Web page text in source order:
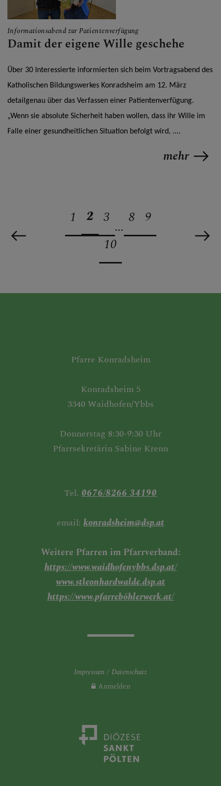
Informationsabend zur Patientenverfügung
Damit der eigene Wille geschehe
Über 30 Interessierte informierten sich beim Vortragsabend des
Katholischen Bildungswerkes Konradsheim am 12. März
detailgenau über das Verfassen einer Patientenverfügung.
„Wenn sie absolute Sicherheit haben wollen, dass ihr Wille im
Falle einer gesundheitlichen Situation befolgt wird, ....
mehr
1 2 3
...
8 9
10
Pfarre Konradsheim
Konradsheim 5
3340 Waidhofen/Ybbs
Donnerstag 8:30-9:30 Uhr
Pfarrsekretärin Sabine Krenn
Tel. 0676/8266 34190
email: konradsheim@dsp.at
Weitere Pfarren im Pfarrverband:
https://www.waidhofenybbs.dsp.at/
www.stleonhardwalde.dsp.at
https://www.pfarreböhlerwerk.at/
Impressum
Datenschutz
Anmelden